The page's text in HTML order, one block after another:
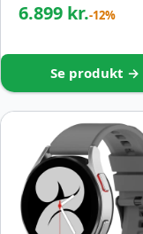
6.899 kr.-12%
Se produkt →